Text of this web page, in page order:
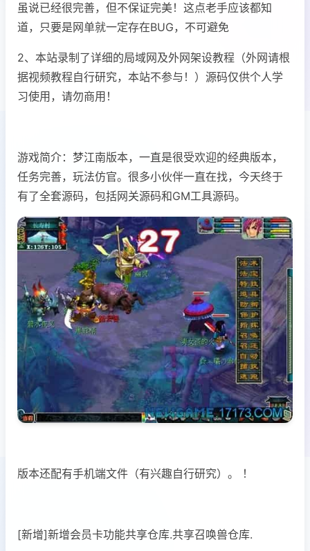
虽说已经很完善，但不保证完美！这点老手应该都知
道，只要是网单就一定存在BUG，不可避免
2、本站录制了详细的局域网及外网架设教程（外网请根
据视频教程自行研究，本站不参与！）源码仅供个人学
习使用，请勿商用！
游戏简介：梦江南版本，一直是很受欢迎的经典版本，
任务完善，玩法仿官。很多小伙伴一直在找，今天终于
有了全套源码，包括网关源码和GM工具源码。
版本还配有手机端文件（有兴趣自行研究）。 ！
[新增]新增会员卡功能共享仓库.共享召唤兽仓库.